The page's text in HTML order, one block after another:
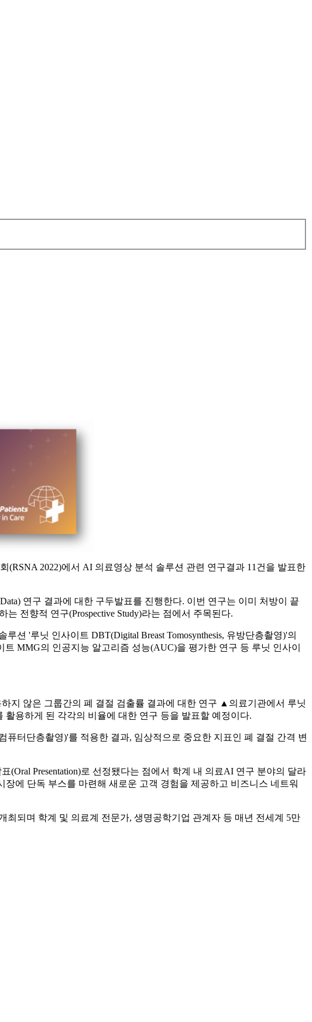
(RSNA 2022)에서 AI 의료영상 분석 솔루션 관련 연구결과 11건을 발표한
연구 결과에 대한 구두발표를 진행한다. 이번 연구는 이미 처방이 끝
전향적 연구(Prospective Study)라는 점에서 주목된다.
'루닛 인사이트 DBT(Digital Breast Tomosynthesis, 유방단층촬영)'의
MMG의 인공지능 알고리즘 성능(AUC)을 평가한 연구 등 루닛 인사이
지 않은 그룹간의 폐 결절 검출률 결과에 대한 연구 ▲의료기관에서 루닛
용하게 된 각각의 비율에 대한 연구 등을 발표할 예정이다.
퓨터단층촬영)'를 적용한 결과, 임상적으로 중요한 지표인 폐 결절 간격 변
Presentation)로 선정됐다는 점에서 학계 내 의료AI 연구 분야의 달라
에 단독 부스를 마련해 새로운 고객 경험을 제공하고 비즈니스 네트워
되며 학계 및 의료계 전문가, 생명공학기업 관계자 등 매년 전세계 5만